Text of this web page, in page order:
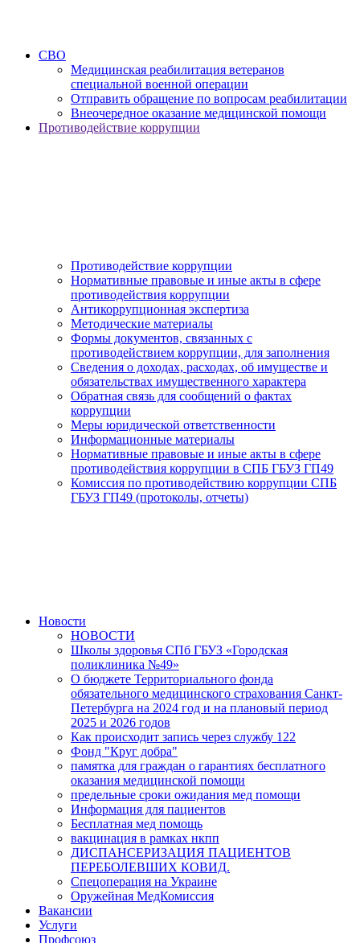
СВО
Медицинская реабилитация ветеранов
специальной военной операции
Отправить обращение по вопросам реабилитации
Внеочередное оказание медицинской помощи
Противодействие коррупции
Противодействие коррупции
Нормативные правовые и иные акты в сфере
противодействия коррупции
Антикоррупционная экспертиза
Методические материалы
Формы документов, связанных с
противодействием коррупции, для заполнения
Сведения о доходах, расходах, об имуществе и
обязательствах имущественного характера
Обратная связь для сообщений о фактах
коррупции
Меры юридической ответственности
Информационные материалы
Нормативные правовые и иные акты в сфере
противодействия коррупции в СПБ ГБУЗ ГП49
Комиссия по противодействию коррупции СПБ
ГБУЗ ГП49 (протоколы, отчеты)
Новости
НОВОСТИ
Школы здоровья СПб ГБУЗ «Городская
поликлиника №49»
О бюджете Территориального фонда
обязательного медицинского страхования Санкт-
Петербурга на 2024 год и на плановый период
2025 и 2026 годов
Как происходит запись через службу 122
Фонд "Круг добра"
памятка для граждан о гарантиях бесплатного
оказания медицинской помощи
предельные сроки ожидания мед помощи
Информация для пациентов
Бесплатная мед помощь
вакцинация в рамках нкпп
ДИСПАНСЕРИЗАЦИЯ ПАЦИЕНТОВ
ПЕРЕБОЛЕВШИХ КОВИД.
Спецоперация на Украине
Оружейная МедКомиссия
Вакансии
Услуги
Профсоюз